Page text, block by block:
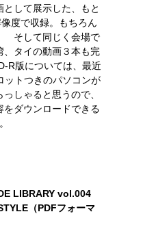
して展示した、もと
度で収録。もちろん
そして同じく会場で
、タイの動画３本も完
R版については、最近
ットつきのパソコンが
しゃると思うので、
ダウンロードできる
LIBRARY vol.004
（PDFフォーマ